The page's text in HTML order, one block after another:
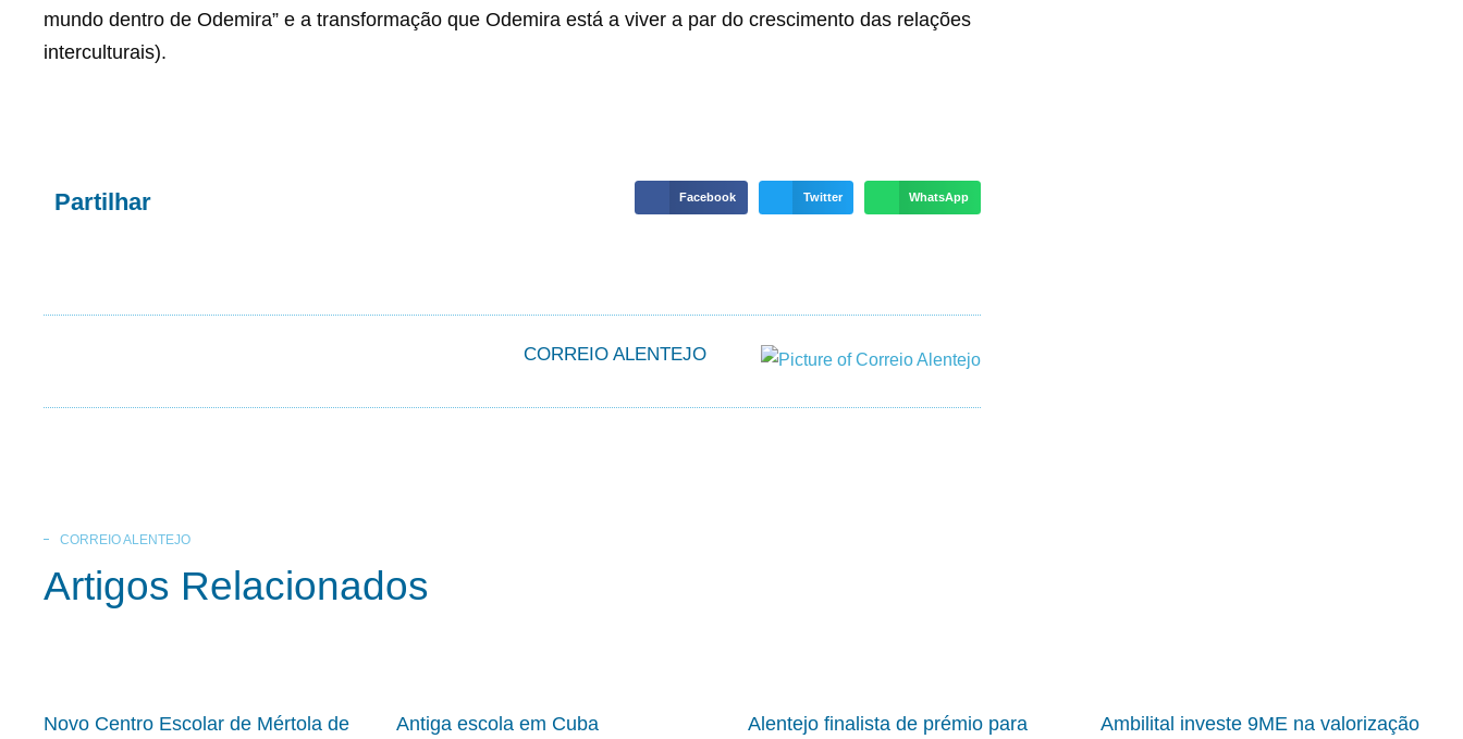
mundo dentro de Odemira” e a transformação que Odemira está a viver a par do crescimento das relações
interculturais).
Partilhar Facebook Twitter WhatsApp
CORREIO ALENTEJO
CORREIO ALENTEJO
Artigos Relacionados
Novo Centro Escolar de Mértola de
Antiga escola em Cuba
Alentejo finalista de prémio para
Ambilital investe 9ME na valorização